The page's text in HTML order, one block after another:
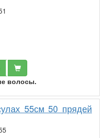
волосы.
55см 50 прядей